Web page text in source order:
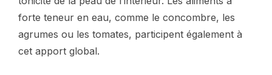
forte teneur en eau, comme le concombre, les
agrumes ou les tomates, participent également à
cet apport global.